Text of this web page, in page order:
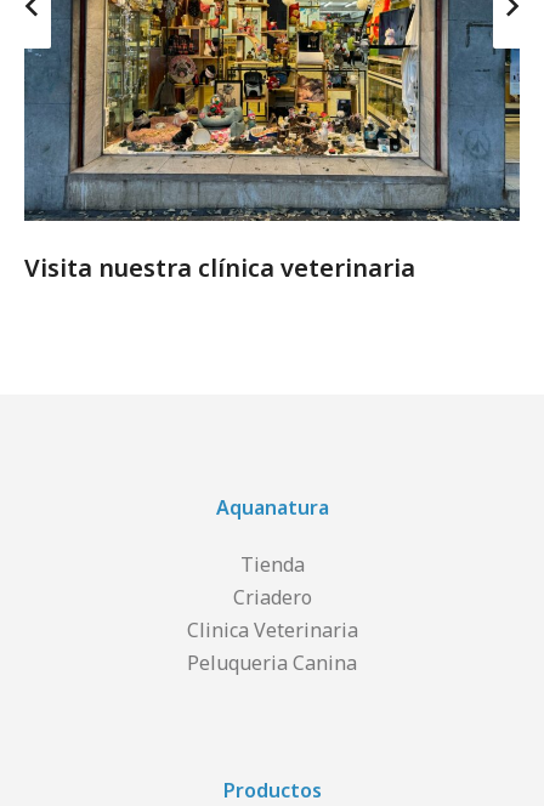
Visita nuestra clínica veterinaria
Aquanatura
Tienda
Criadero
Clinica Veterinaria
Peluqueria Canina
Productos